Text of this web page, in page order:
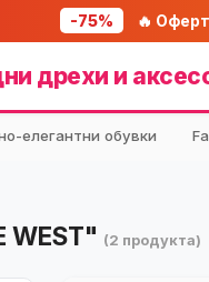
-75% 🔥
дрехи и
елегантни обувки
WEST" (2 продукта)